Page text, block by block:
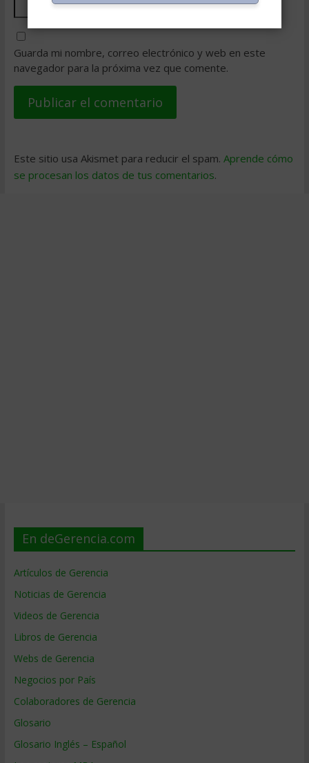
Guarda mi nombre, correo electrónico y web en este
navegador para la próxima vez que comente.
Este sitio usa Akismet para reducir el spam. Aprende cómo
se procesan los datos de tus comentarios.
En deGerencia.com
Artículos de Gerencia
Noticias de Gerencia
Videos de Gerencia
Libros de Gerencia
Webs de Gerencia
Negocios por País
Colaboradores de Gerencia
Glosario
Glosario Inglés – Español